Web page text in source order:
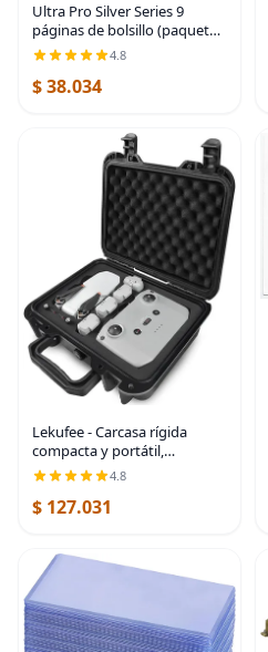
Ultra Pro Silver Series 9
páginas de bolsillo (paquete
de 25 unidades)
4.8
$ 38.034
Lekufee - Carcasa rígida
compacta y portátil,
resistente al agua,
compatible con accesorios
para Dron DJI Mini 2 y Mavic
4.8
$ 127.031